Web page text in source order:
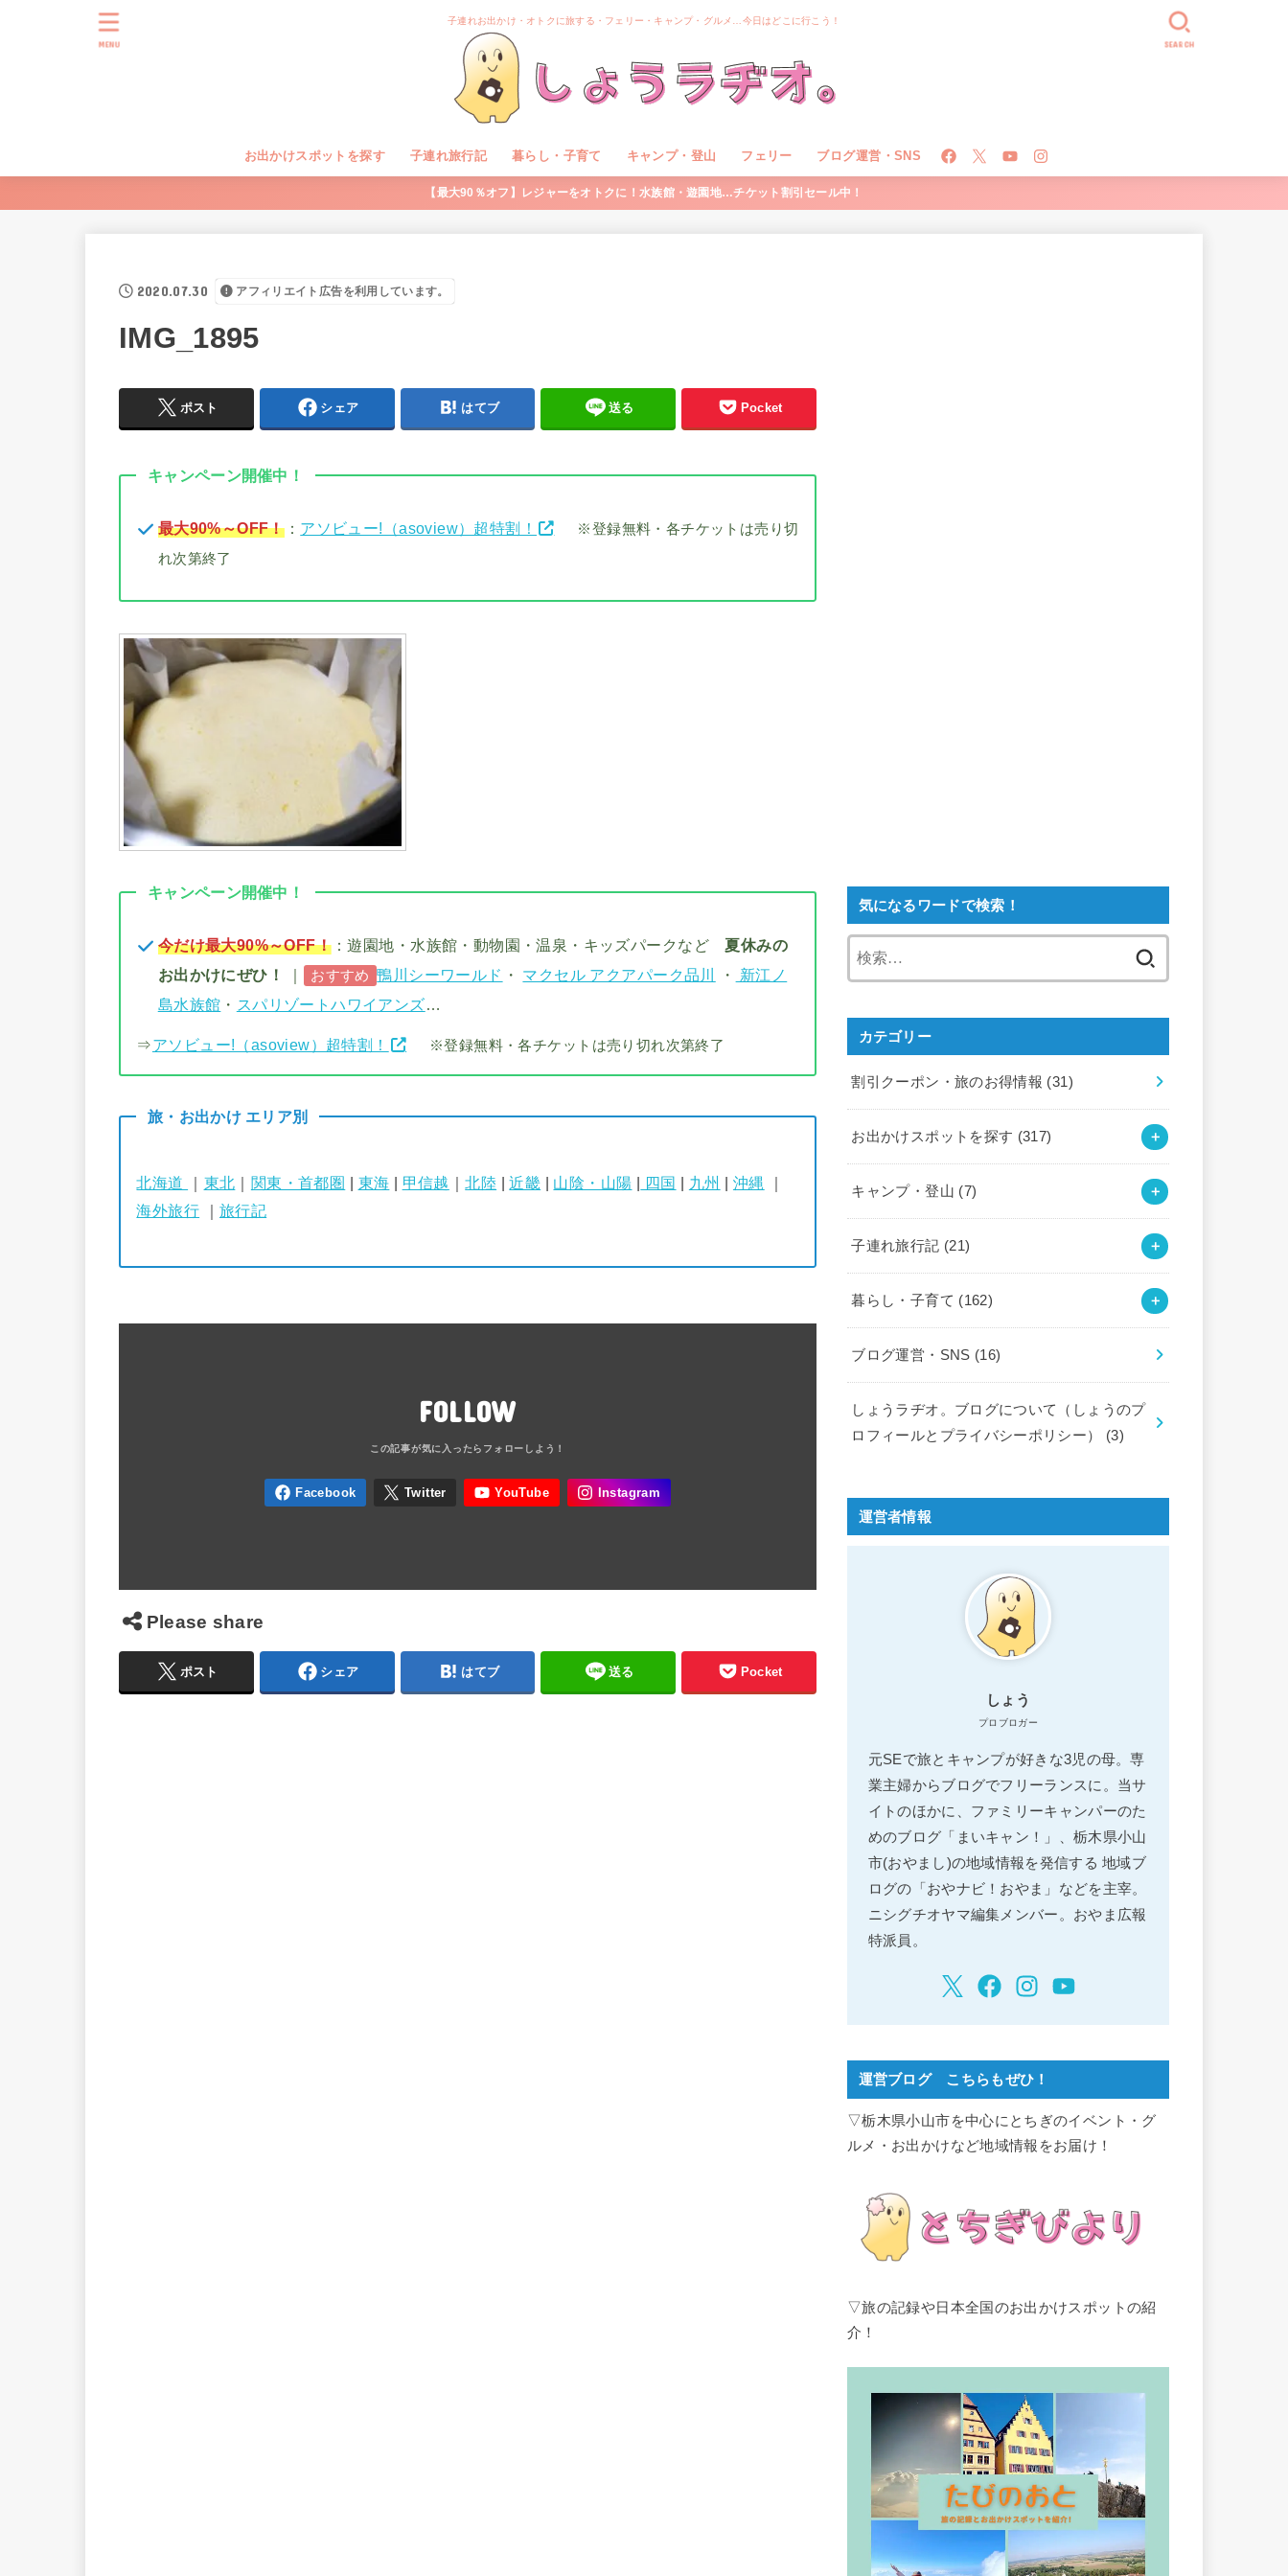
子連れお出かけ・オトクに旅する・フェリー・キャンプ・グルメ…今日はどこに行こう！
お出かけスポットを探す 子連れ旅行記 暮らし・子育て キャンプ・登山 フェリー ブログ運営・SNS
SEARCH
MENU
【最大90％オフ】レジャーをオトクに！水族館・遊園地…チケット割引セール中！
2020.07.30 アフィリエイト広告を利用しています。
IMG_1895
ポスト シェア はてブ 送る Pocket
キャンペーン開催中！
最大90%～OFF！： アソビュー!（asoview）超特割！
※登録無料・各チケットは売り切
れ次第終了
キャンペーン開催中！
今だけ最大90%～OFF！ ：遊園地・水族館・動物園・温泉・キッズパークなど夏休みの
お出かけにぜひ！
｜ おすすめ 鴨川シーワールド ・ マクセル アクアパーク品川 ・
新江ノ
島水族館 ・ スパリゾートハワイアンズ…
⇒アソビュー!（asoview）超特割！ ※登録無料・各チケットは売り切れ次第終了
旅・お出かけ エリア別
北海道 東北 関東・首都圏 東海 甲信越 ｜北陸 |近畿 山陰・山陽 四国 九州 沖縄
海外旅行
旅行記
FOLLOW
Please share
ポスト シェア はてブ 送る Pocket
気になるワードで検索！
カテゴリー
割引クーポン・旅のお得情報 (31)
お出かけスポットを探す (317)
キャンプ・登山 (7)
子連れ旅行記 (21)
暮らし・子育て (162)
ブログ運営・SNS (16)
しょうラヂオ。ブログについて（しょうのプ
ロフィールとプライバシーポリシー） (3)
運営者情報
しょう
プロブロガー
元SEで旅とキャンプが好きな3児の母。専
業主婦からブログでフリーランスに。当サ
イトのほかに、ファミリーキャンパーのた
めのブログ「まいキャン！」、栃木県小山
市(おやまし)の地域情報を発信する 地域ブ
ログの「おやナビ！おやま」などを主宰。
ニシグチオヤマ編集メンバー。おやま広報
特派員。
運営ブログ こちらもぜひ！
▽栃木県小山市を中心にとちぎのイベント・グ
ルメ・お出かけなど地域情報をお届け！
▽旅の記録や日本全国のお出かけスポットの紹
介！